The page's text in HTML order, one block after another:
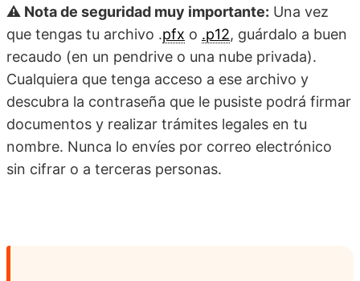
⚠️ Nota de seguridad muy importante: Una vez
que tengas tu archivo .pfx o .p12, guárdalo a buen
recaudo (en un pendrive o una nube privada).
Cualquiera que tenga acceso a ese archivo y
descubra la contraseña que le pusiste podrá firmar
documentos y realizar trámites legales en tu
nombre. Nunca lo envíes por correo electrónico
sin cifrar o a terceras personas.